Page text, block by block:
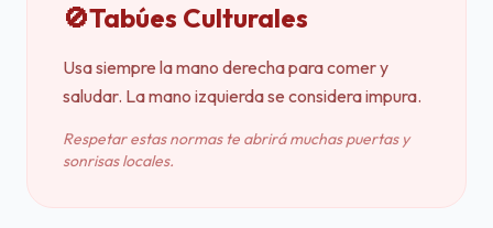
🚫Tabúes Culturales
Usa siempre la mano derecha para comer y
saludar. La mano izquierda se considera impura.
Respetar estas normas te abrirá muchas puertas y
sonrisas locales.